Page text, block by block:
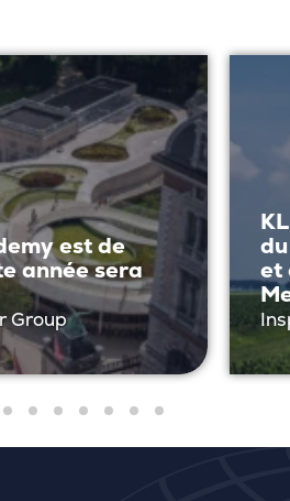
est de
année sera
Group
et